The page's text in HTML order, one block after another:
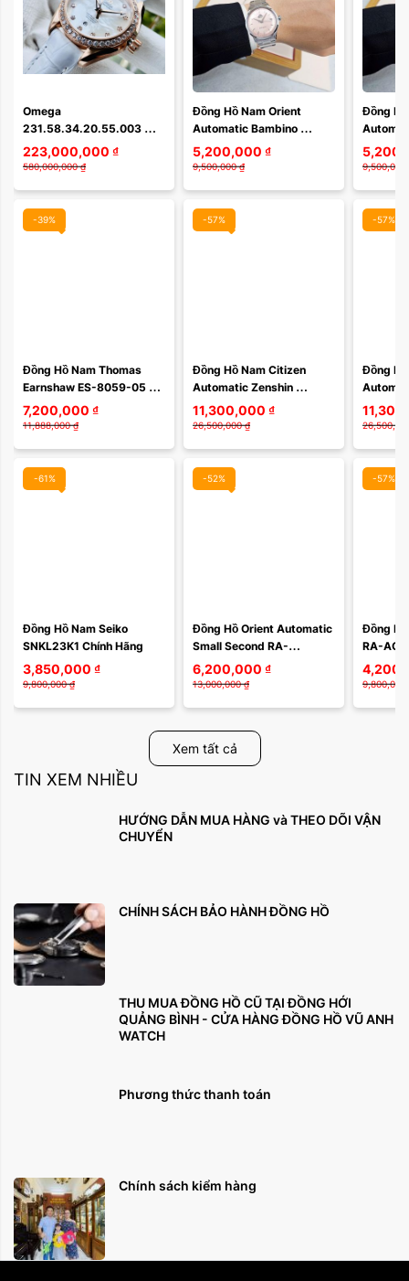
Omega
231.58.34.20.55.003
Seamaster Aqua Terra
150M Master Co-Axial -
223,000,000 ₫
580,000,000 ₫
Đồng Hồ Nam Orient
Automatic Bambino
Classic RA-AC0M11Y30B
– Mặt Hồng Cam Độc Đáo,
5,200,000 ₫
9,500,000 ₫
Đồng
Classic
– Mặt
9,500,000
-39%
Màu mặt:
Xóa
Đồng Hồ Nam Thomas
Earnshaw ES-8059-05
Chính Hãng
7,200,000 ₫
11,888,000 ₫
-57%
Đồng Hồ Nam Citizen
Automatic Zenshin
Mechanical Super
Titanium NJ0180-80L –
11,300,000 ₫
26,500,000 ₫
-57%
Đồng
Super
58L –
-61%
Xóa
Đồng Hồ Nam Seiko
SNKL23K1 Chính Hãng
3,850,000 ₫
9,800,000 ₫
-52%
Đồng Hồ Orient Automatic
Small Second RA-
AR0009L10B / RA-
AR0009L30B
6,200,000 ₫
13,000,000 ₫
-57%
Đồng
RA-
9,800,000
Xem tất cả
TIN XEM NHIỀU
HƯỚNG DẪN MUA HÀNG và THEO DÕI VẬN
CHUYỂN
CHÍNH SÁCH BẢO HÀNH ĐỒNG HỒ
THU MUA ĐỒNG HỒ CŨ TẠI ĐỒNG HỚI
QUẢNG BÌNH - CỬA HÀNG ĐỒNG HỒ VŨ ANH
WATCH
Phương thức thanh toán
Chính sách kiểm hàng